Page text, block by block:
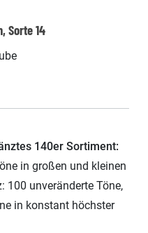
Sorte 14
140er Sortiment:
in großen und kleinen
100 unveränderte Töne,
in konstant höchster